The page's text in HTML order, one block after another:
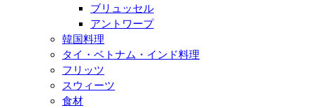
ブリュッセル
アントワープ
韓国料理
タイ・ベトナム・インド料理
フリッツ
スウィーツ
食材